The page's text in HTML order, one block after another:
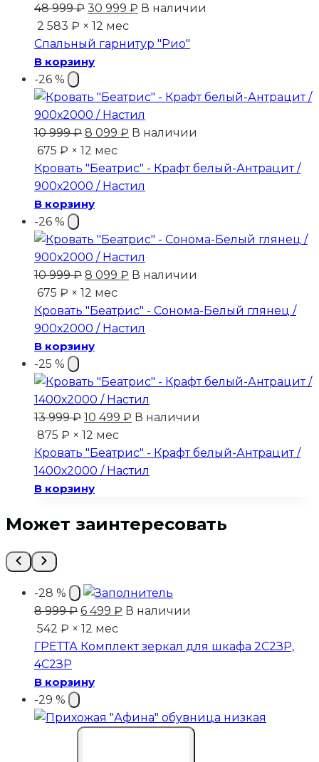
48 999₽ Первоначальная
цена
составляла
48
30 999 ₽ Текущая
30
В наличии
2 583 ₽ × 12 мес
Спальный гарнитур "Рио"
В корзину
-26 %
10 999₽ Первоначальная
цена
составляла
10
999 ₽.
8 099 ₽ Текущая
8
099 ₽.
В наличии
675 ₽ × 12 мес
Кровать "Беатрис" - Крафт белый-Антрацит /
900х2000 / Настил
В корзину
-26 %
10 999₽ Первоначальная
цена
составляла
10
999 ₽.
8 099 ₽ Текущая
8
099 ₽.
В наличии
675 ₽ × 12 мес
Кровать "Беатрис" - Сонома-Белый глянец /
900х2000 / Настил
В корзину
-25 %
13 999₽ Первоначальная
цена
составляла
13
999 ₽.
10 499 ₽ Текущая
10
499 ₽.
В наличии
875 ₽ × 12 мес
Кровать "Беатрис" - Крафт белый-Антрацит /
1400х2000 / Настил
В корзину
Может заинтересовать
-28 %
8 999₽ Первоначальная
цена
составляла
999 ₽.
6 499 ₽ Текущая
6
В наличии
542 ₽ × 12 мес
ГРЕТТА Комплект зеркал для шкафа 2С2ЗР,
4С2ЗР
В корзину
-29 %